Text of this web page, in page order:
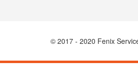
© 2017 - 2020 Fenix